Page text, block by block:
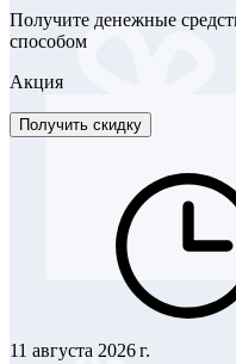
Получите денежные
способом
Акция
Получить скидку
11 августа 2026 г.